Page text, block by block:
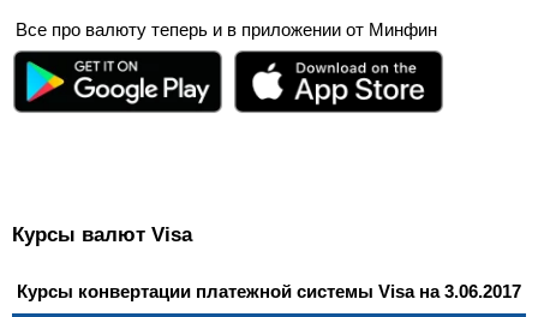
Все про валюту теперь и в приложении от Минфин
Курсы валют Visa
Курсы конвертации платежной системы Visa на 3.06.2017